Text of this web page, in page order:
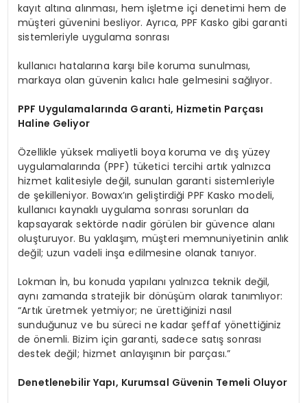
kayıt altına alınması, hem işletme içi denetimi hem de
müşteri güvenini besliyor. Ayrıca, PPF Kasko gibi garanti
sistemleriyle uygulama sonrası
kullanıcı hatalarına karşı bile koruma sunulması,
markaya olan güvenin kalıcı hale gelmesini sağlıyor.
PPF Uygulamalarında Garanti, Hizmetin Parçası
Haline Geliyor
Özellikle yüksek maliyetli boya koruma ve dış yüzey
uygulamalarında (PPF) tüketici tercihi artık yalnızca
hizmet kalitesiyle değil, sunulan garanti sistemleriyle
de şekilleniyor. Bowax’ın geliştirdiği PPF Kasko modeli,
kullanıcı kaynaklı uygulama sonrası sorunları da
kapsayarak sektörde nadir görülen bir güvence alanı
oluşturuyor. Bu yaklaşım, müşteri memnuniyetinin anlık
değil; uzun vadeli inşa edilmesine olanak tanıyor.
Lokman İn, bu konuda yapılanı yalnızca teknik değil,
aynı zamanda stratejik bir dönüşüm olarak tanımlıyor:
“Artık üretmek yetmiyor; ne ürettiğinizi nasıl
sunduğunuz ve bu süreci ne kadar şeffaf yönettiğiniz
de önemli. Bizim için garanti, sadece satış sonrası
destek değil; hizmet anlayışının bir parçası.”
Denetlenebilir Yapı, Kurumsal Güvenin Temeli Oluyor